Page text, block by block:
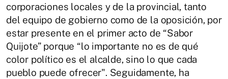
corporaciones locales y de la provincial, tanto
del equipo de gobierno como de la oposición, por
estar presente en el primer acto de “Sabor
Quijote” porque “lo importante no es de qué
color político es el alcalde, sino lo que cada
pueblo puede ofrecer". Seguidamente, ha